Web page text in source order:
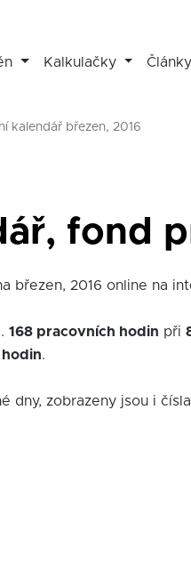
Kalkulačky Články
kalendář březen, 2016
fond
březen, 2016 online na
168 pracovních hodin při
hodin.
dny, zobrazeny jsou i